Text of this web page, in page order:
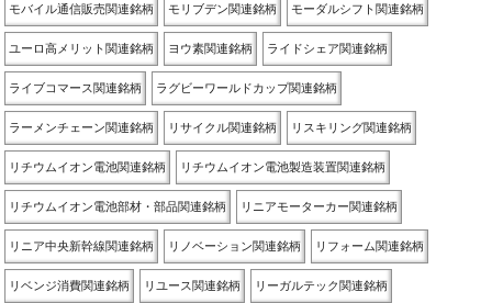
モバイル通信販売関連銘柄 モリブデン関連銘柄 モーダルシフト関連銘柄
ユーロ高メリット関連銘柄 ヨウ素関連銘柄 ライドシェア関連銘柄
ライブコマース関連銘柄 ラグビーワールドカップ関連銘柄
ラーメンチェーン関連銘柄 リサイクル関連銘柄 リスキリング関連銘柄
リチウムイオン電池関連銘柄 リチウムイオン電池製造装置関連銘柄
リチウムイオン電池部材・部品関連銘柄 リニアモーターカー関連銘柄
リニア中央新幹線関連銘柄 リノベーション関連銘柄 リフォーム関連銘柄
リベンジ消費関連銘柄 リユース関連銘柄 リーガルテック関連銘柄